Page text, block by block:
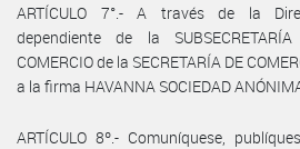
ARTÍCULO 7°.- A través de la
dependiente de la
COMERCIO de la SECRETARÍA DE
a la firma HAVANNA SOCIEDAD
ARTÍCULO 8º.- Comuníquese,